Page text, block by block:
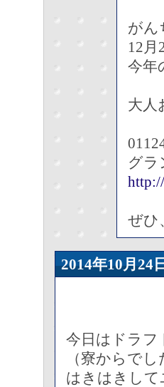
がん
12
今年
大人
グラ
ぜひ
2014年10月
今日はドラフ
（寮からでし
はきはきし